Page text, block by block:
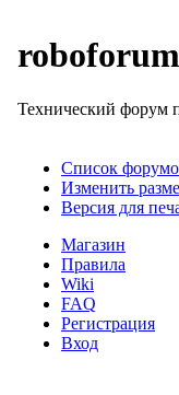
Технический форум
Список
Изменить
Версия для
Магазин
Правила
Wiki
FAQ
Регистрация
Вход